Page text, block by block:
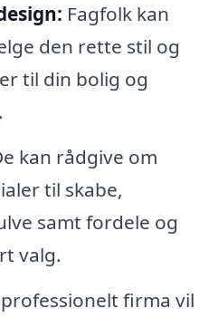
Fagfolk kan
den rette stil og
til din bolig og
kan rådgive om
til skabe,
samt fordele og
valg.
firma vil